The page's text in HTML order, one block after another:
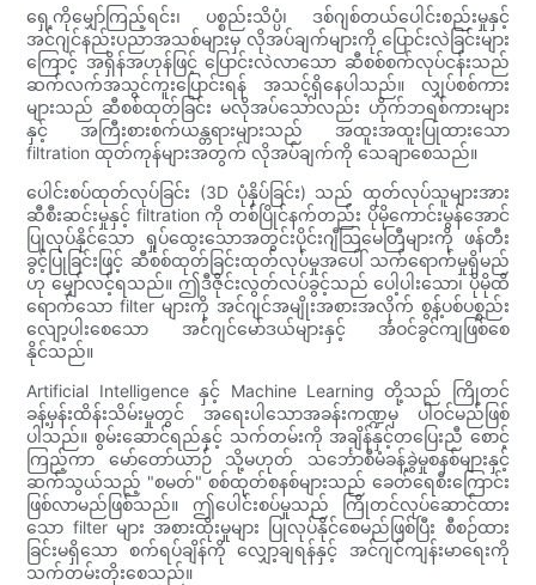
ရှေ့ကိုမျှော်ကြည့်ရင်း၊ ပစ္စည်းသိပ္ပံ၊ ဒစ်ဂျစ်တယ်ပေါင်းစည်းမှုနှင့်
အင်ဂျင်နည်းပညာအသစ်များမှ လိုအပ်ချက်များကို ပြောင်းလဲခြင်းများ
ကြောင့် အရှိန်အဟုန်ဖြင့် ပြောင်းလဲလာသော ဆီစစ်စက်လုပ်ငန်းသည်
ဆက်လက်အသွင်ကူးပြောင်းရန် အသင့်ရှိနေပါသည်။ လျှပ်စစ်ကား
များသည် ဆီစစ်ထုတ်ခြင်း မလိုအပ်သော်လည်း ဟိုက်ဘရစ်ကားများ
နှင့် အကြီးစားစက်ယန္တရားများသည် အထူးအထူးပြုထားသော
filtration ထုတ်ကုန်များအတွက် လိုအပ်ချက်ကို သေချာစေသည်။
ပေါင်းစပ်ထုတ်လုပ်ခြင်း (3D ပုံနှိပ်ခြင်း) သည် ထုတ်လုပ်သူများအား
ဆီစီးဆင်းမှုနှင့် filtration ကို တစ်ပြိုင်နက်တည်း ပိုမိုကောင်းမွန်အောင်
ပြုလုပ်နိုင်သော ရှုပ်ထွေးသောအတွင်းပိုင်းဂျီသြမေတြီများကို ဖန်တီး
ခွင့်ပြုခြင်းဖြင့် ဆီစစ်ထုတ်ခြင်းထုတ်လုပ်မှုအပေါ် သက်ရောက်မှုရှိမည်
ဟု မျှော်လင့်ရသည်။ ဤဒီဇိုင်းလွတ်လပ်ခွင့်သည် ပေါ့ပါးသော၊ ပိုမိုထိ
ရောက်သော filter များကို အင်ဂျင်အမျိုးအစားအလိုက် စွန့်ပစ်ပစ္စည်း
လျော့ပါးစေသော အင်ဂျင်မော်ဒယ်များနှင့် အံဝင်ခွင်ကျဖြစ်စေ
နိုင်သည်။
Artificial Intelligence နှင့် Machine Learning တို့သည် ကြိုတင်
ခန့်မှန်းထိန်းသိမ်းမှုတွင် အရေးပါသောအခန်းကဏ္ဍမှ ပါဝင်မည်ဖြစ်
ပါသည်။ စွမ်းဆောင်ရည်နှင့် သက်တမ်းကို အချိန်နှင့်တပြေးညီ စောင့်
ကြည့်ကာ မော်တော်ယာဉ် သို့မဟုတ် သင်္ဘောစီမံခန့်ခွဲမှုစနစ်များနှင့်
ဆက်သွယ်သည့် "စမတ်" စစ်ထုတ်စနစ်များသည် ခေတ်ရေစီးကြောင်း
ဖြစ်လာမည်ဖြစ်သည်။ ဤပေါင်းစပ်မှုသည် ကြိုတင်လုပ်ဆောင်ထား
သော filter များ အစားထိုးမှုများ ပြုလုပ်နိုင်စေမည်ဖြစ်ပြီး စီစဉ်ထား
ခြင်းမရှိသော စက်ရပ်ချိန်ကို လျှော့ချရန်နှင့် အင်ဂျင်ကျန်းမာရေးကို
သက်တမ်းတိုးစေသည်။